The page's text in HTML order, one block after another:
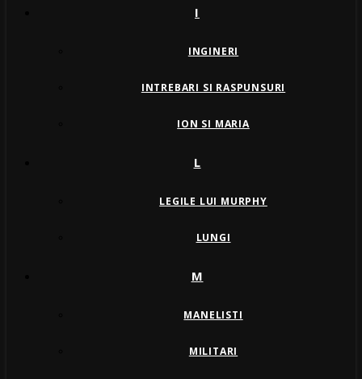
I
INGINERI
INTREBARI SI RASPUNSURI
ION SI MARIA
L
LEGILE LUI MURPHY
LUNGI
M
MANELISTI
MILITARI